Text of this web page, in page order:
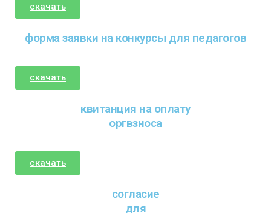
скачать
форма заявки на конкурсы для педагогов
скачать
квитанция на оплату
оргвзноса
скачать
согласие
для